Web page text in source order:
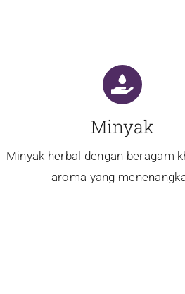
Minyak
Minyak herbal dengan beragam
aroma yang